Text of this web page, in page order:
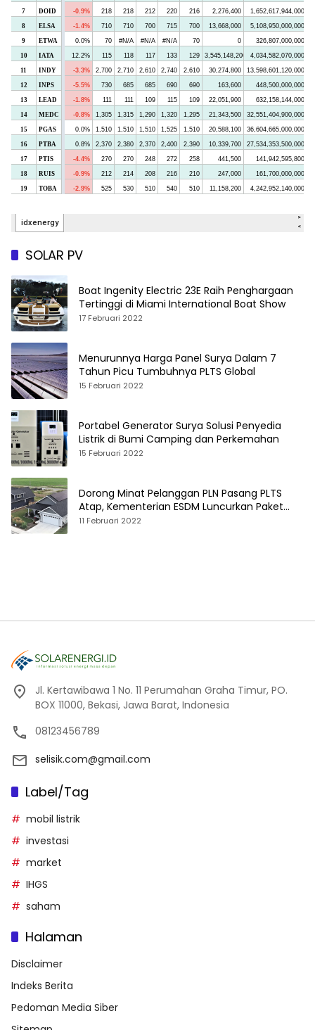
SOLAR PV
Boat Ingenity Electric 23E Raih Penghargaan
Tertinggi di Miami International Boat Show
17 Februari 2022
Menurunnya Harga Panel Surya Dalam 7
Tahun Picu Tumbuhnya PLTS Global
15 Februari 2022
Portabel Generator Surya Solusi Penyedia
Listrik di Bumi Camping dan Perkemahan
15 Februari 2022
Dorong Minat Pelanggan PLN Pasang PLTS
Atap, Kementerian ESDM Luncurkan Paket
Hibah SEF
11 Februari 2022
Jl. Kertawibawa 1 No. 11 Perumahan Graha Timur, PO.
BOX 11000, Bekasi, Jawa Barat, Indonesia
08123456789
selisik.com@gmail.com
Label/Tag
mobil listrik
investasi
market
IHGS
saham
Halaman
Disclaimer
Indeks Berita
Pedoman Media Siber